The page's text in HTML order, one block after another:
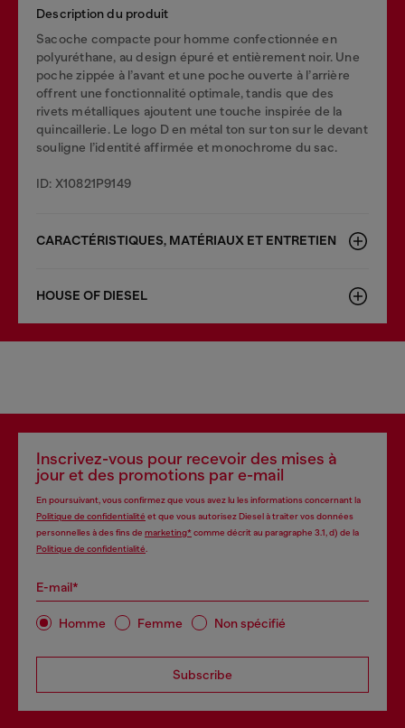
Description du produit
Sacoche compacte pour homme confectionnée en
polyuréthane, au design épuré et entièrement noir. Une
poche zippée à l’avant et une poche ouverte à l’arrière
offrent une fonctionnalité optimale, tandis que des
rivets métalliques ajoutent une touche inspirée de la
quincaillerie. Le logo D en métal ton sur ton sur le devant
souligne l’identité affirmée et monochrome du sac.
ID: X10821P9149
CARACTÉRISTIQUES, MATÉRIAUX ET ENTRETIEN
HOUSE OF DIESEL
Inscrivez-vous pour recevoir des mises à
jour et des promotions par e-mail
En poursuivant, vous confirmez que vous avez lu les informations concernant la
Politique de confidentialité et que vous autorisez Diesel à traiter vos données
personnelles à des fins de marketing*comme décrit au paragraphe 3.1, d) de la
Politique de confidentialité
E-mail*
Homme Femme Non spécifié
Subscribe